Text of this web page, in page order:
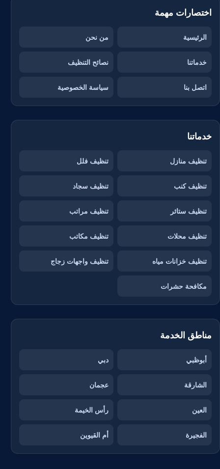
اختصارات مهمة
الرئيسية من نحن
خدماتنا نصائح التنظيف
اتصل بنا سياسة الخصوصية
خدماتنا
تنظيف منازل تنظيف فلل
تنظيف كنب تنظيف سجاد
تنظيف ستائر تنظيف مراتب
تنظيف محلات تنظيف مكاتب
تنظيف خزانات مياه تنظيف واجهات زجاج
مكافحة حشرات
مناطق الخدمة
أبوظبي دبي
الشارقة عجمان
العين رأس الخيمة
الفجيرة أم القيوين